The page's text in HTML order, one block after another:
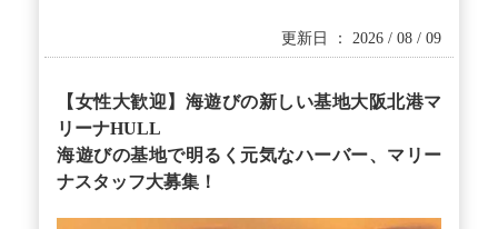
更新日 ： 2026 / 08 / 09
【女性大歓迎】海遊びの新しい基地大阪北港マ
リーナHULL
海遊びの基地で明るく元気なハーバー、マリー
ナスタッフ大募集！